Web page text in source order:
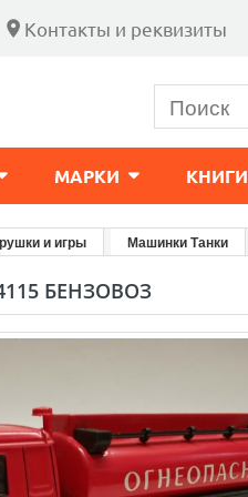
Контакты и реквизиты
МАРКИ КНИГИ
и игры Машинки Танки
БЕНЗОВОЗ